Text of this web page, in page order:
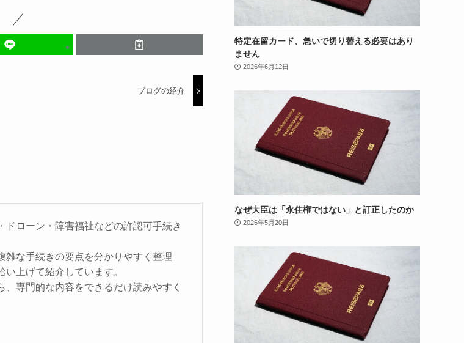
ブログの紹介
ローン・障害福祉などの許認可手続き
雑な手続きの要点を分かりやすく整理
上げて紹介しています。
専門的な内容をできるだけ読みやすく
特定在留カード、急いで切り替える必要はあり
ません
2026年6月12日
なぜ大臣は「永住権ではない」と訂正したのか
2026年5月20日